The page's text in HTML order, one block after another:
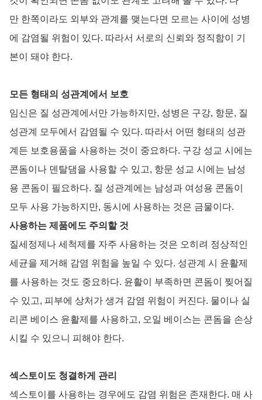
만 한쪽이라도 외부와 관계를 맺는다면 모르는 사이에 성병
에 감염될 위험이 있다. 따라서 서로의 신뢰와 정직함이 기
본이 돼야 한다.
모든 형태의 성관계에서 보호
임신은 질 성관계에서만 가능하지만, 성병은 구강, 항문, 질
성관계 모두에서 감염될 수 있다. 따라서 어떤 형태의 성관
계든 보호용품을 사용하는 것이 중요하다. 구강 성교 시에는
콘돔이나 덴탈댐을 사용할 수 있고, 항문 성교 시에는 남성
용 콘돔이 필요하다. 질 성관계에는 남성과 여성용 콘돔이
모두 사용 가능하지만, 동시에 사용하는 것은 금물이다.
사용하는 제품에도 주의할 것
질세정제나 세척제를 자주 사용하는 것은 오히려 정상적인
세균을 제거해 감염 위험을 높일 수 있다. 성관계 시 윤활제
를 사용하는 것도 중요하다. 윤활이 부족하면 콘돔이 찢어질
수 있고, 피부에 상처가 생겨 감염 위험이 커진다. 물이나 실
리콘 베이스 윤활제를 사용하고, 오일 베이스는 콘돔을 손상
시킬 수 있으니 피해야 한다.
섹스토이도 청결하게 관리
섹스토이를 사용하는 경우에도 감염 위험은 존재한다. 매 사